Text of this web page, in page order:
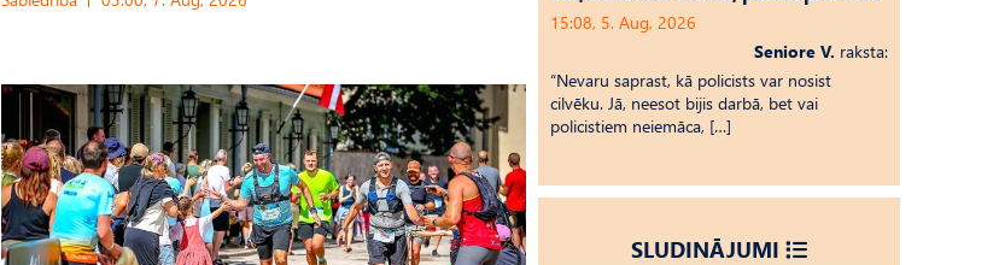
15:08, 5. Aug, 2026
Seniore V. raksta:
“Nevaru saprast, kā policists var nosist
cilvēku. Jā, neesot bijis darbā, bet vai
policistiem neiemāca, […]
SLUDINĀJUMI